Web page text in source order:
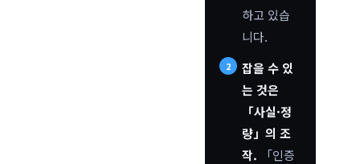
하고 있습
니다.
잡을 수 있
는 것은
「사실·정
량」의 조
작. 「인증